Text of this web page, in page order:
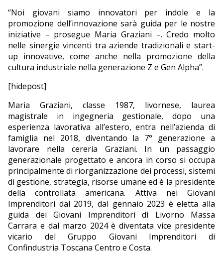
“Noi giovani siamo innovatori per indole e la
promozione dell’innovazione sarà guida per le nostre
iniziative – prosegue Maria Graziani –. Credo molto
nelle sinergie vincenti tra aziende tradizionali e start-
up innovative, come anche nella promozione della
cultura industriale nella generazione Z e Gen Alpha”.
[hidepost]
Maria Graziani, classe 1987, livornese, laurea
magistrale in ingegneria gestionale, dopo una
esperienza lavorativa all’estero, entra nell’azienda di
famiglia nel 2018, diventando la 7° generazione a
lavorare nella cereria Graziani. In un passaggio
generazionale progettato e ancora in corso si occupa
principalmente di riorganizzazione dei processi, sistemi
di gestione, strategia, risorse umane ed è la presidente
della controllata americana. Attiva nei Giovani
Imprenditori dal 2019, dal gennaio 2023 è eletta alla
guida dei Giovani Imprenditori di Livorno Massa
Carrara e dal marzo 2024 è diventata vice presidente
vicario del Gruppo Giovani Imprenditori di
Confindustria Toscana Centro e Costa.